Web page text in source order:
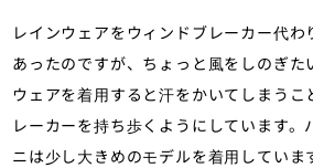
レインウェアをウィンドブレーカー代
あったのですが、ちょっと風をしのぎた
ウェアを着用すると汗をかいてしまう
レーカーを持ち歩くようにしています。
ニは少し大きめのモデルを着用していま